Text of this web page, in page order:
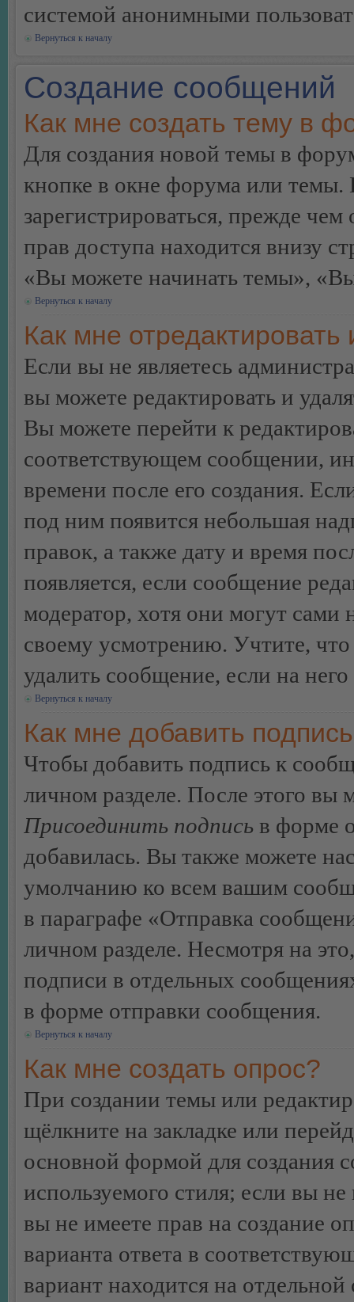
системой анонимными
Вернуться к началу
Создание сообщений
Как мне создать тему в
Для создания новой темы в
кнопке в окне форума или
зарегистрироваться, прежде
прав доступа находится внизу
«Вы можете начинать темы»,
Вернуться к началу
Как мне
Если вы не являетесь
вы можете редактировать и
Вы можете перейти к
соответствующем сообщении,
времени после его создания.
под ним появится небольшая
правок, а также дату и время
появляется, если сообщение
модератор, хотя они могут сами
своему усмотрению. Учтите,
удалить сообщение, если на
Вернуться к началу
Как мне добавить
Чтобы добавить подпись к
личном разделе. После этого
Присоединить подпись в форме
добавилась. Вы также можете
умолчанию ко всем вашим
в параграфе «Отправка
личном разделе. Несмотря на
подписи в отдельных
в форме отправки сообщения.
Вернуться к началу
Как мне создать опрос?
При создании темы или
щёлкните на закладке или
основной формой для создания
используемого стиля; если вы
вы не имеете прав на создание
варианта ответа в
вариант находится на